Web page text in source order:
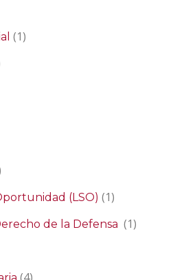
(1)
(LSO) (1)
de la Defensa (1)
(4)